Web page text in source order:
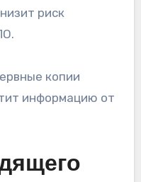
риск
копии
информацию от